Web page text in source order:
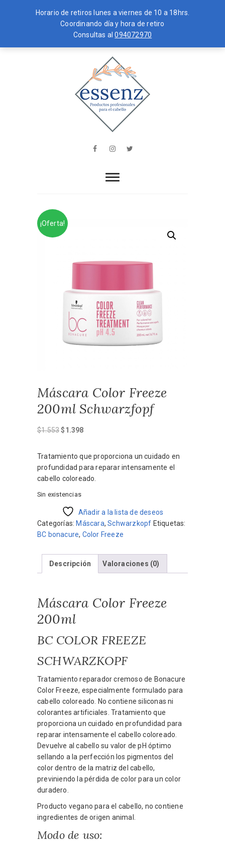
Horario de retiros lunes a viernes de 10 a 18hrs.
Coordinando día y hora de retiro
Consultas al094072970
to
essenz
EL CABELLO
FacebookInstagram
¡Oferta!
Máscara Color Freeze
200ml Schwarzfopf
$1.553El
original
era:
$1.553.
$1.398El
$1.398.
Tratamiento que proporciona un cuidado en
profundidad para reparar intensamente el
cabello coloreado.
Sin existencias
Añadir a la lista de deseos
Categorías: Máscara,Schwarzkopf Etiquetas:
BC bonacure, Color Freeze
Descripción Valoraciones (0)
Máscara Color Freeze
200ml
BC COLOR FREEZE
SCHWARZKOPF
Tratamiento reparador cremoso de Bonacure
Color Freeze, especialmente formulado para
cabello coloreado. No contiene siliconas ni
colorantes artificiales. Tratamiento que
proporciona un cuidado en profundidad para
reparar intensamente el cabello coloreado.
Devuelve al cabello su valor de pH óptimo
sellando a la perfección los pigmentos del
color dentro de la matriz del cabello,
previniendo la pérdida de color para un color
duradero.
Producto vegano para el cabello, no contiene
ingredientes de origen animal.
Modo de uso: